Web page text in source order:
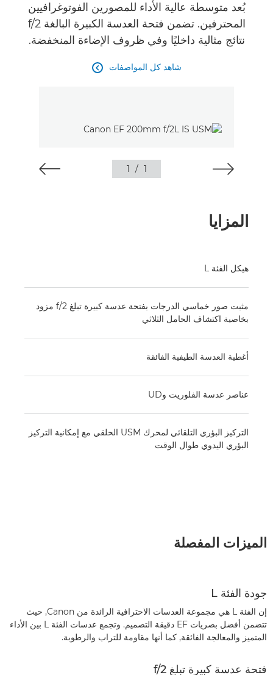
بُعد متوسطة عالية الأداء للمصورين الفوتوغرافيين
المحترفين. تضمن فتحة العدسة الكبيرة البالغة f/2
نتائج مثالية داخليًا وفي ظروف الإضاءة المنخفضة.
شاهد كل المواصفات 
1
/
1
المزايا
هيكل الفئة L
مثبت صور خماسي الدرجات بفتحة عدسة كبيرة تبلغ f/2 مزود
بخاصية اكتشاف الحامل الثلاثي
أغطية العدسة الطيفية الفائقة
عناصر عدسة الفلوريت وUD
التركيز البؤري التلقائي لمحرك USM الحلقي مع إمكانية التركيز
البؤري اليدوي طوال الوقت
الميزات المفصلة
جودة الفئة L
إن الفئة L هي مجموعة العدسات الاحترافية الرائدة من Canon, حيث
تتضمن أفضل بصريات EF دقيقة التصميم. وتجمع عدسات الفئة L بين الأداء
المتميز والمعالجة الفائقة, كما أنها مقاومة للتراب والرطوبة.
فتحة عدسة كبيرة تبلغ f/2